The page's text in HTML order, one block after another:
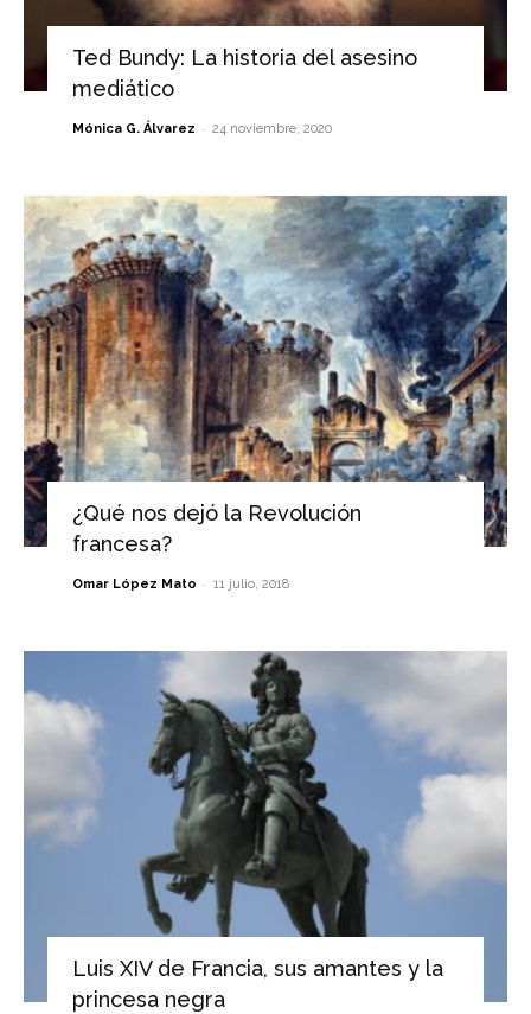
Ted Bundy: La historia del asesino
mediático
Mónica G. Álvarez - 24 noviembre, 2020
¿Qué nos dejó la Revolución
francesa?
Omar López Mato - 11 julio, 2018
Luis XIV de Francia, sus amantes y la
princesa negra